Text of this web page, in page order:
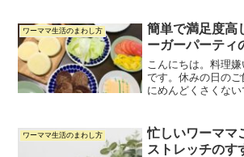
いるけれど、とり
ねば、、晩酌もし
ワーママ生活のまわし方
簡単で満足度高
ーガーパーティ
こんにちは。料理
です。休みの日の
にめんどくさくな
たくない。けど、
う、誰か作って！
のときにおすすめ
てね方式」のランチ
ワーママ生活のまわし方
忙しいワーママ
ストレッチのす